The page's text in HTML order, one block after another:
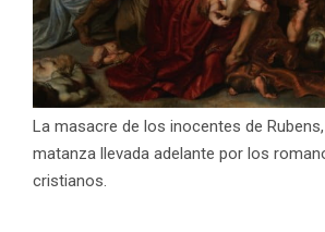
La masacre de los inocentes de
matanza llevada adelante por los
cristianos.